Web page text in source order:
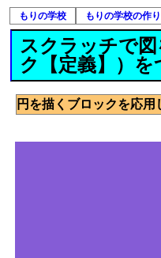
もりの学校 もりの学校の作
スクラッチで
ク【定義】）を
円を描くブロックを応用